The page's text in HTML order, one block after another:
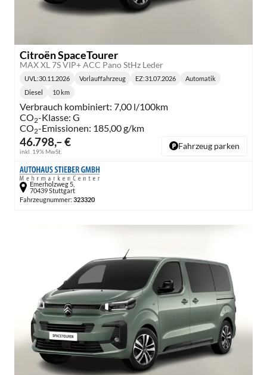
Citroën SpaceTourer
MAX XL 7S VIP+ ACC Pano StHz Leder
46.798,– €
inkl. 19% MwSt.
Lieferzeit:
UVL :30.11.2026 Vorlauffahrzeug EZ:31.07.2026
Getriebe:
Automatik
Kraftstoff:
Diesel
Kilometerstand:
10 km
Verbrauch kombiniert: 7,00 l/100km
CO2-Klasse: G
CO2-Emissionen: 185,00 g/km
Fahrzeug parken
Emerholzweg 5,
70439 Stuttgart
Fahrzeugnummer: 323320